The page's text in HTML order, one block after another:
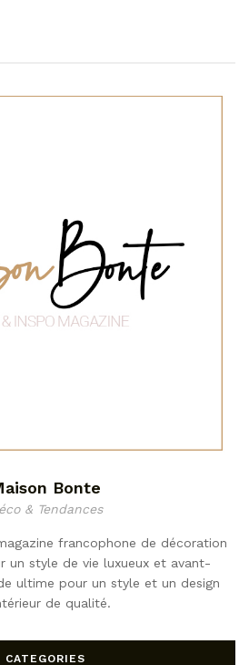
Bonte
& Tendances
francophone de décoration
un style de vie luxueux et avant-
ultime pour un style et un design
de qualité.
CATEGORIES